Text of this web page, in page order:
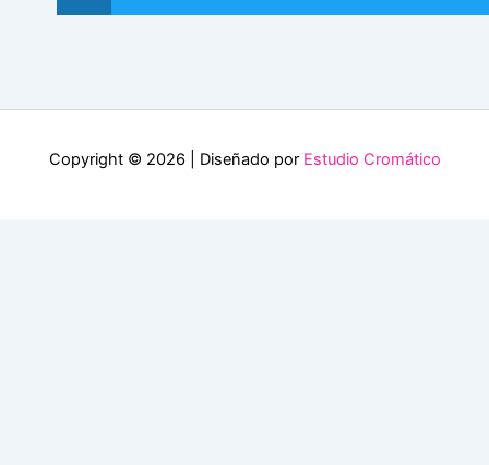
Copyright © 2026 | Diseñado por Estudio Cromático